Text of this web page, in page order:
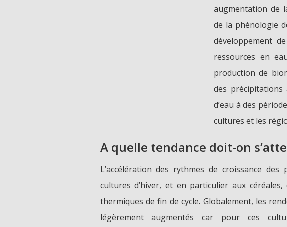
augmentation de
de la phénologie
développement
ressources en
production de
des précipitations
d’eau à des
cultures et les
A quelle tendance doit-on
L’accélération des rythmes de croissance
cultures d’hiver, et en particulier aux
thermiques de fin de cycle. Globalement, les
légèrement augmentés car pour ces